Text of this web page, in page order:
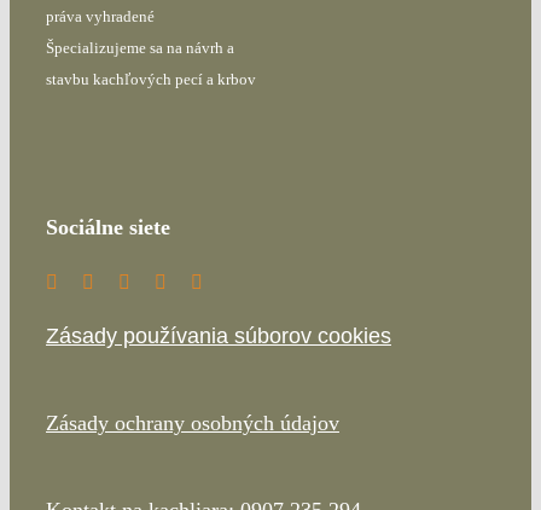
práva vyhradené
Špecializujeme sa na návrh a
stavbu kachľových pecí a krbov
Sociálne siete
Zásady používania súborov cookies
Zásady ochrany osobných údajov